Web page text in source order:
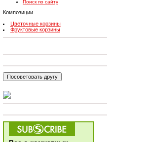
Поиск по сайту
Композиции
Цветочные корзины
Фруктовые корзины